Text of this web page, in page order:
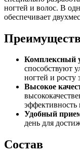
ногтей и волос. В
обеспечивает
Комплексный
способствуют
ногтей и росту
Высокое
эффективность
Удобный
день для
Состав